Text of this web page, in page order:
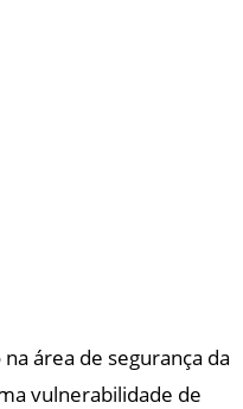
área de segurança da
vulnerabilidade de